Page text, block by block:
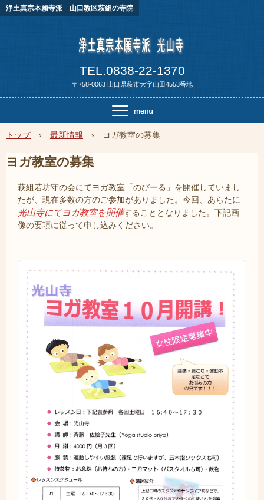
浄土真宗本願寺派 山口教区萩組の寺院
TEL.0838-22-1370
〒758-0063 山口県萩市大字山田4553番地
トップ › 最新情報 › ヨガ教室の募集
ヨガ教室の募集
萩組若坊守の会にてヨガ教室「のびーる」を開催していまし
たが、現在多数の方のご参加がありました。今回、あらたに
光山寺にてヨガ教室を開催することとなりました。下記画
像の要項に従って申し込みください。